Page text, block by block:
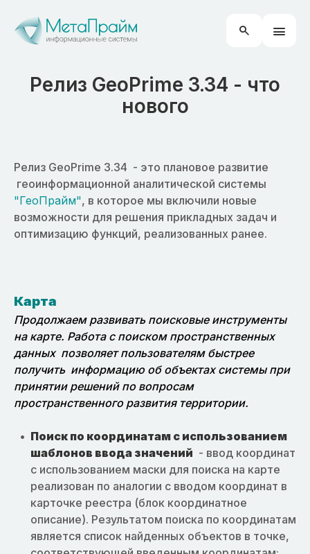
Релиз GeoPrime 3.34 - что
нового
Релиз GeoPrime 3.34 - это плановое развитие
геоинформационной аналитической системы
"ГеоПрайм", в которое мы включили новые
возможности для решения прикладных задач и
оптимизацию функций, реализованных ранее.
Карта
Продолжаем развивать поисковые инструменты
на карте. Работа с поиском пространственных
данных позволяет пользователям быстрее
получить информацию об объектах системы при
принятии решений по вопросам
пространственного развития территории.
Поиск по координатам с использованием
шаблонов ввода значений - ввод координат
с использованием маски для поиска на карте
реализован по аналогии с вводом координат в
карточке реестра (блок координатное
описание). Результатом поиска по координатам
является список найденных объектов в точке,